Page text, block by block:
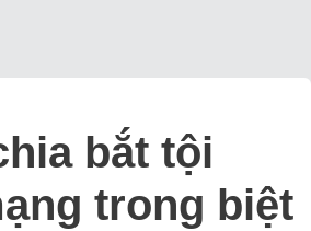
bắt tội
trong biệt